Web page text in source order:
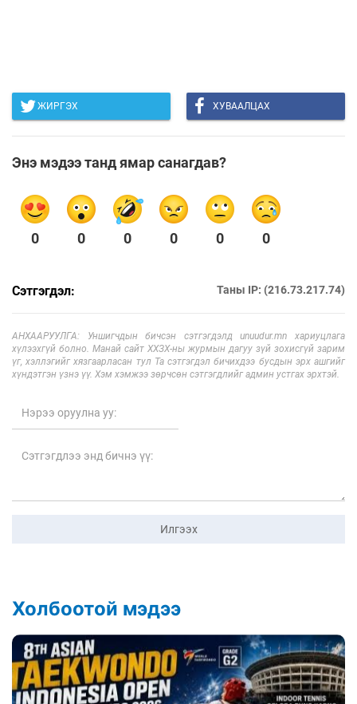
ЖИРГЭХ ХУВААЛЦАХ
Энэ мэдээ танд ямар санагдав?
0 0 0 0 0 0
Сэтгэгдэл: Таны IP: (216.73.217.74)
АНХААРУУЛГА: Уншигчдын бичсэн сэтгэгдэлд unuudur.mn хариуцлага
хүлээхгүй болно. Манай сайт ХХЗХ-ны журмын дагуу зүй зохисгүй зарим
үг, хэллэгийг хязгаарласан тул Та сэтгэгдэл бичихдээ бусдын эрх ашгийг
хүндэтгэн үзнэ үү. Хэм хэмжээ зөрчсөн сэтгэгдлийг админ устгах эрхтэй.
Илгээх
Холбоотой мэдээ